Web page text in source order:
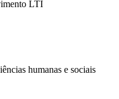
LTI
humanas e sociais